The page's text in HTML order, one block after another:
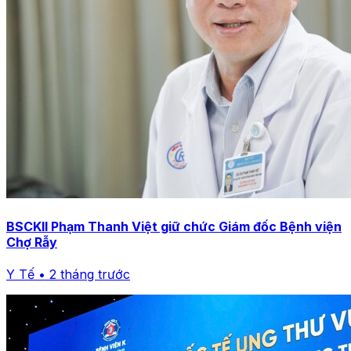
BSCKII Phạm Thanh Việt giữ chức Giám đốc Bệnh viện
Chợ Rẫy
Y Tế • 2 tháng trước